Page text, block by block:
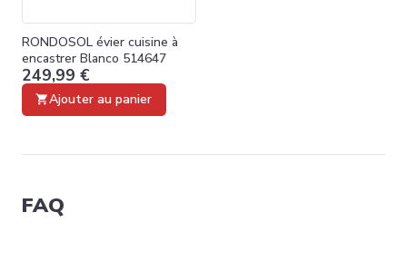
RONDOSOL évier cuisine à
encastrer Blanco 514647
249,99 €
Ajouter au panier
FAQ